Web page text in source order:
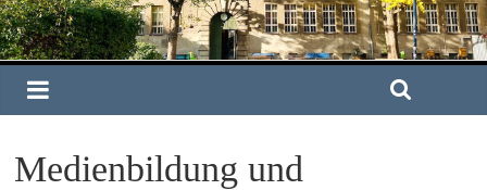
Medienbildung und